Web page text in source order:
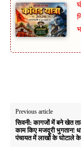
Previous article
सिवनी: कागजों में बने खेत
काम किए मजदूरी भुगतान!
पंचायत में लाखों के घोटाले